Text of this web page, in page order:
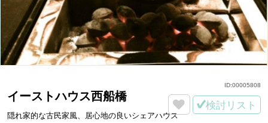
イーストハウス西船橋
隠れ家的な古民家風、居心地の良いシェアハウス
検討リスト
ID:00005808